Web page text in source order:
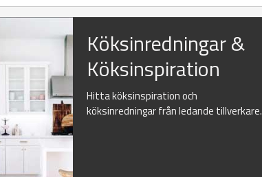
Köksinredningar &
Köksinspiration
Hitta köksinspiration och
köksinredningar från ledande tillverkare.